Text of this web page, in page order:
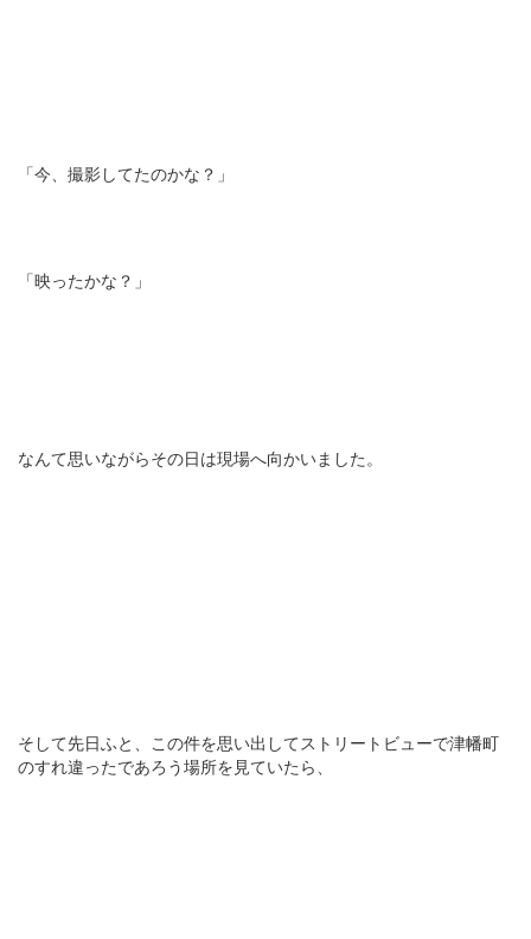
「今、撮影してたのかな？」
「映ったかな？」
なんて思いながらその日は現場へ向かいました。
そして先日ふと、この件を思い出してストリートビューで津幡町
のすれ違ったであろう場所を見ていたら、